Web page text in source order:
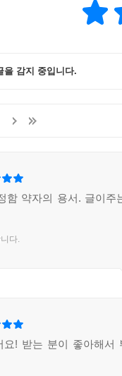
을 감지 중입니다.
함 약자의 용서. 글이주
다.
요! 받는 분이 좋아해서